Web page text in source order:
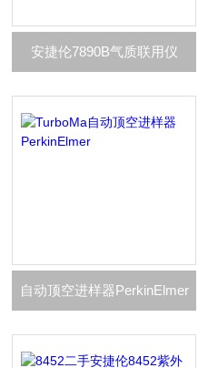
安捷伦7890B气质联用仪
自动顶空进样器PerkinElmer